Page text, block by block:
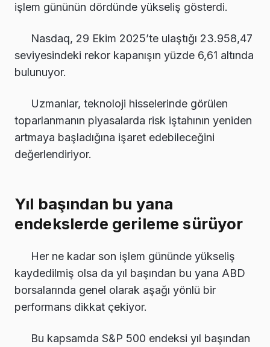
işlem gününün dördünde yükseliş gösterdi.
Nasdaq, 29 Ekim 2025’te ulaştığı 23.958,47
seviyesindeki rekor kapanışın yüzde 6,61 altında
bulunuyor.
Uzmanlar, teknoloji hisselerinde görülen
toparlanmanın piyasalarda risk iştahının yeniden
artmaya başladığına işaret edebileceğini
değerlendiriyor.
Yıl başından bu yana
endekslerde gerileme sürüyor
Her ne kadar son işlem gününde yükseliş
kaydedilmiş olsa da yıl başından bu yana ABD
borsalarında genel olarak aşağı yönlü bir
performans dikkat çekiyor.
Bu kapsamda S&P 500 endeksi yıl başından